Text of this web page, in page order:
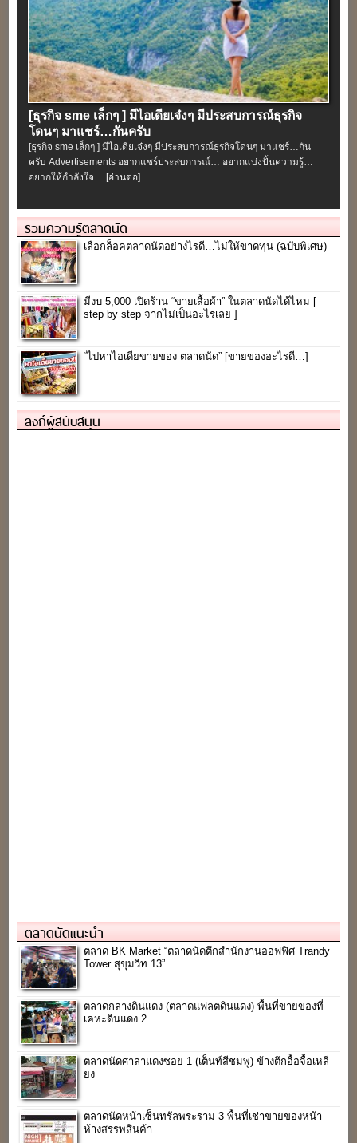
[ธุรกิจ sme เล็กๆ ] มีไอเดียเจ๋งๆ มีประสบการณ์ธุรกิจ
โดนๆ มาแชร์…กันครับ
[ธุรกิจ sme เล็กๆ ] มีไอเดียเจ๋งๆ มีประสบการณ์ธุรกิจโดนๆ มาแชร์…กัน
ครับ Advertisements อยากแชร์ประสบการณ์… อยากแบ่งปั้นความรู้…
อยากให้กำลังใจ…[อ่านต่อ]
รวมความรู้ตลาดนัด
เลือกล็อคตลาดนัดอย่างไรดี…ไม่ให้ขาดทุน (ฉบับพิเศษ)
มีงบ 5,000 เปิดร้าน “ขายเสื้อผ้า” ในตลาดนัดได้ไหม [
step by step จากไม่เป็นอะไรเลย ]
“ไปหาไอเดียขายของ ตลาดนัด” [ขายของอะไรดี…]
ลิงก์ผู้สนับสนุน
ตลาดนัดแนะนำ
ตลาด BK Market “ตลาดนัดตึกสำนักงานออฟฟิศ Trandy
Tower สุขุมวิท 13”
ตลาดกลางดินแดง (ตลาดแฟลตดินแดง) พื้นที่ขายของที่
เคหะดินแดง 2
ตลาดนัดศาลาแดงซอย 1 (เต็นท์สีชมพู) ข้างตึกอื้อจื้อเหลี
ยง
ตลาดนัดหน้าเซ็นทรัลพระราม 3 พื้นที่เช่าขายของหน้า
ห้างสรรพสินค้า